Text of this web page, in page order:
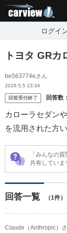
ログイ
トヨタ GR
be563774eさん
2026.5.5 23:34
回答受付終了 回答数：
カローラセダン
を流用された方
「みんなの
共有していま
回答一覧 （1件）
Claude（Anthropic）